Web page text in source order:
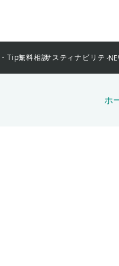
Tips無料相談サスティナビリティ
ホ